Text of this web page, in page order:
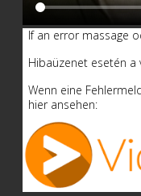
If an error massage
Hibaüzenet esetén
Wenn eine
hier ansehen: